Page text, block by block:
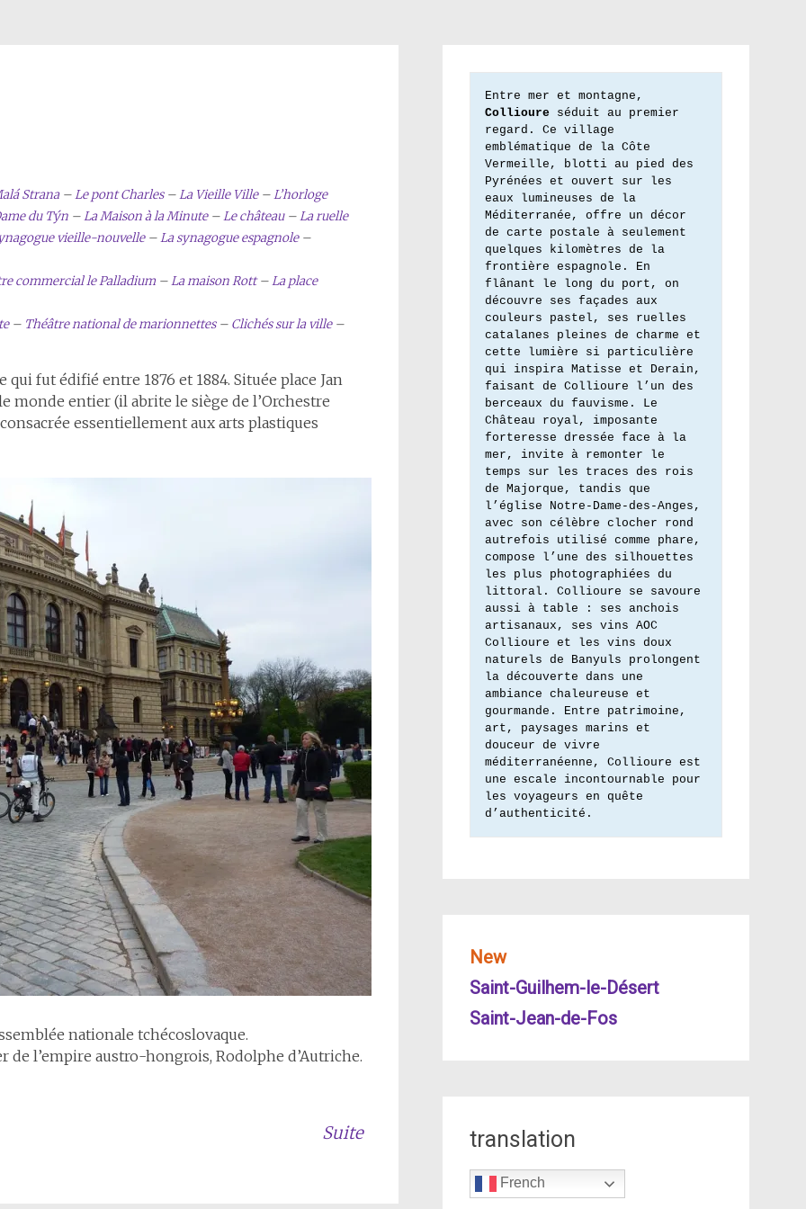
Strana–Le pont Charles–La Vieille Ville –L’horloge
du Týn –La Maison à la Minute–Le château –La ruelle
vieille-nouvelle–La synagogue espagnole–
commercial le Palladium –La maison Rott–La place
– Théâtre national de marionnettes– Clichés sur la ville–
fut édifié entre 1876 et 1884. Située place Jan
monde entier (il abrite le siège de l’Orchestre
essentiellement aux arts plastiques
nationale tchécoslovaque.
l’empire austro-hongrois, Rodolphe d’Autriche.
Suite
Collioure séduit au premier
regard. Ce village
emblématique de la Côte
Vermeille, blotti au pied des
Pyrénées et ouvert sur les
eaux lumineuses de la
Méditerranée, offre un décor
de carte postale à seulement
quelques kilomètres de la
frontière espagnole. En
flânant le long du port, on
découvre ses façades aux
couleurs pastel, ses ruelles
catalanes pleines de charme et
cette lumière si particulière
qui inspira Matisse et Derain,
faisant de Collioure l’un des
berceaux du fauvisme. Le
Château royal, imposante
forteresse dressée face à la
mer, invite à remonter le
temps sur les traces des rois
de Majorque, tandis que
l’église Notre-Dame-des-Anges,
avec son célèbre clocher rond
autrefois utilisé comme phare,
compose l’une des silhouettes
les plus photographiées du
littoral. Collioure se savoure
aussi à table : ses anchois
artisanaux, ses vins AOC
Collioure et les vins doux
naturels de Banyuls prolongent
la découverte dans une
ambiance chaleureuse et
gourmande. Entre patrimoine,
art, paysages marins et
douceur de vivre
méditerranéenne, Collioure est
une escale incontournable pour
les voyageurs en quête
d’authenticité.
New
Saint-Guilhem-le-Désert
Saint-Jean-de-Fos
translation
French